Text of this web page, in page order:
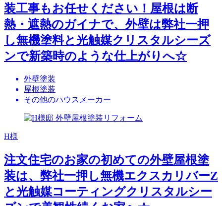
装工事もお任せください！屋根は断
熱・遮熱のガイナで、外壁は弊社一押
し無機塗料と光触媒クリスタルシーズ
ンで新築時のような仕上がりへ☆
外壁塗装
屋根塗装
その他のハウスメーカー
H様
注文住宅のお家の初めての外壁屋根塗
装は、弊社一押し無機エクスカリバーZ
と光触媒コーティングクリスタルシー